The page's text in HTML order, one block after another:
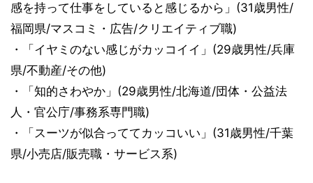
感を持って仕事をしていると感じるから」(31歳男性/
福岡県/マスコミ・広告/クリエイティブ職)
・「イヤミのない感じがカッコイイ」(29歳男性/兵庫
県/不動産/その他)
・「知的さわやか」(29歳男性/北海道/団体・公益法
人・官公庁/事務系専門職)
・「スーツが似合っててカッコいい」(31歳男性/千葉
県/小売店/販売職・サービス系)